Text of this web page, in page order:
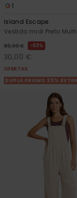
1
Island Escape
Vestido midi Preto
80,00 € 63%
30,00 €
OFERTAS
DUPLA PROMO 25% EXTRA